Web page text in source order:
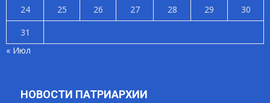
24
25 26 27 28 29
30
31
« Июл
НОВОСТИ ПАТРИАРХИИ